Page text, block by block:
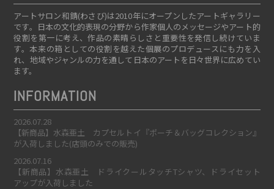
アートサロン和錆(わさび)は2010年にオープンしたアートギャラリー
です。日本の文化的表現の分野から作家個人のメッセージやアート的
役割を第一に考え、作品の素晴らしさと重要性を発信し続けていま
す。本来の箱としての役割を越えた個展のプロデュースにも力を入
れ、地域やジャンルの力を通して日本のアートを日々世界に広めてい
ます。
INFORMATION
2026.07.28
【新商品】水森亜土 カプセルトイ『ポーチ＆バッグコレクション』
が入荷しました(店頭のみでの販売)
2026.07.16
【新商品】水森亜土 ドライクールタッチTシャツ、ドライセット
アップが入荷しました